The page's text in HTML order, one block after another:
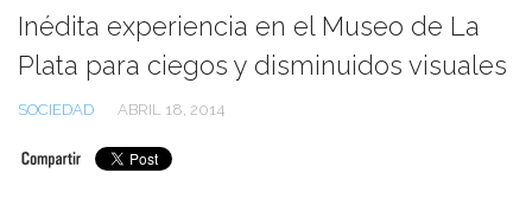
Inédita experiencia en el Museo de La
Plata para ciegos y disminuidos visuales
SOCIEDAD ABRIL 18, 2014